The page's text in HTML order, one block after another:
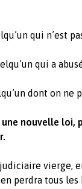
qui n’est
qui a
dont on ne
nouvelle
vierge,
perdra tous les